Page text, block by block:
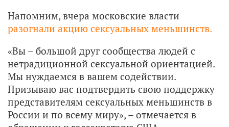
Напомним, вчера московские власти
разогнали акцию сексуальных меньшинств.
«Вы – большой друг сообщества людей с
нетрадиционной сексуальной ориентацией.
Мы нуждаемся в вашем содействии.
Призываю вас подтвердить свою поддержку
представителям сексуальных меньшинств в
России и по всему миру», – отмечается в